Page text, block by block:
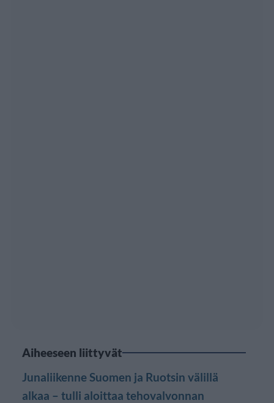
Aiheeseen liittyvät
Junaliikenne Suomen ja Ruotsin välillä
alkaa – tulli aloittaa tehovalvonnan